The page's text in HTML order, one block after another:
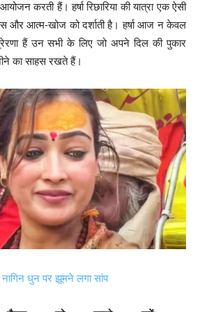
करती हैं। हर्षा रिछारिया की यात्रा एक ऐसी
और आत्म-खोज को दर्शाती है। हर्षा आज न केवल
हैं उन सभी के लिए जो अपने दिल की पुकार
का साहस रखते हैं।
धुन पर झूमने लगा सांप